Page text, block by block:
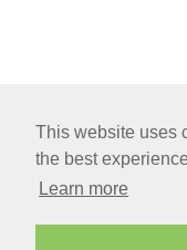
This website uses
the best
Learn more